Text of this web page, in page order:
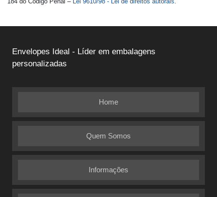
Envelopes Ideal - Líder em embalagens
personalizadas
Home
Quem Somos
Informações